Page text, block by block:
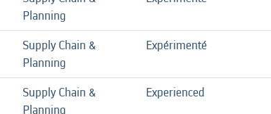
Planning
Supply Chain &
Planning
Expérimenté
Supply Chain &
Planning
Experienced